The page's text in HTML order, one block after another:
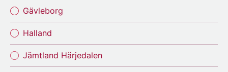
Gävleborg
Halland
Jämtland Härjedalen